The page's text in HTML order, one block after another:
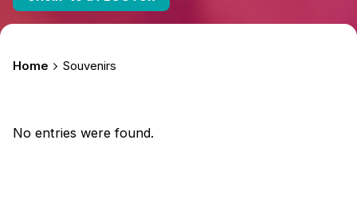
Home Souvenirs
No entries were found.